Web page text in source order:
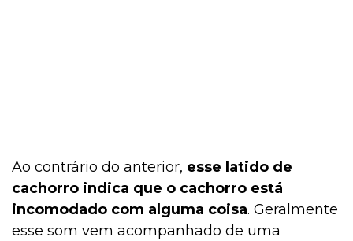
Ao contrário do anterior, esse latido de
cachorro indica que o cachorro está
incomodado com alguma coisa. Geralmente
esse som vem acompanhado de uma